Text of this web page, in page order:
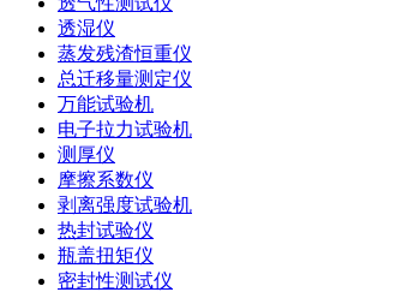
透湿仪
蒸发残渣恒重仪
总迁移量测定仪
万能试验机
电子拉力试验机
测厚仪
摩擦系数仪
剥离强度试验机
热封试验仪
瓶盖扭矩仪
密封性测试仪